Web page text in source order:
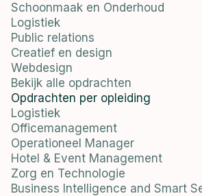
Schoonmaak en Onderhoud
Logistiek
Public relations
Creatief en design
Webdesign
Bekijk alle opdrachten
Opdrachten per opleiding
Logistiek
Officemanagement
Operationeel Manager
Hotel & Event Management
Zorg en Technologie
Business Intelligence and Smart